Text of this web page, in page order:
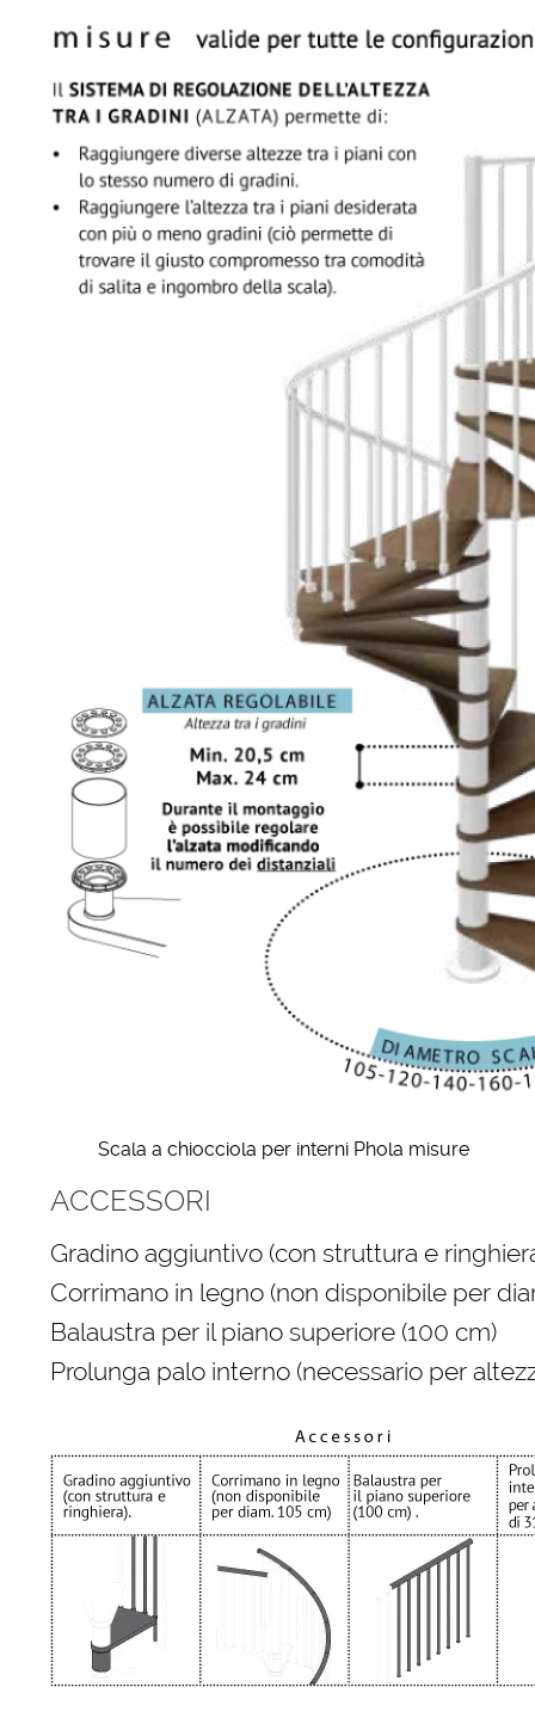
Scala a chiocciola per interni Phola misure
ACCESSORI
Gradino aggiuntivo (con struttura e
Corrimano in legno (non disponibile per
Balaustra per il piano superiore (100 cm)
Prolunga palo interno (necessario per